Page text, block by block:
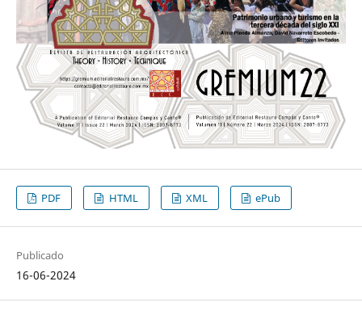
PDF HTML XML ePub
Publicado
16-06-2024